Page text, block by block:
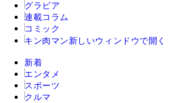
グラビア
連載コラム
コミック
キン肉マン 新しいウィンドウで開く
新着
エンタメ
スポーツ
クルマ